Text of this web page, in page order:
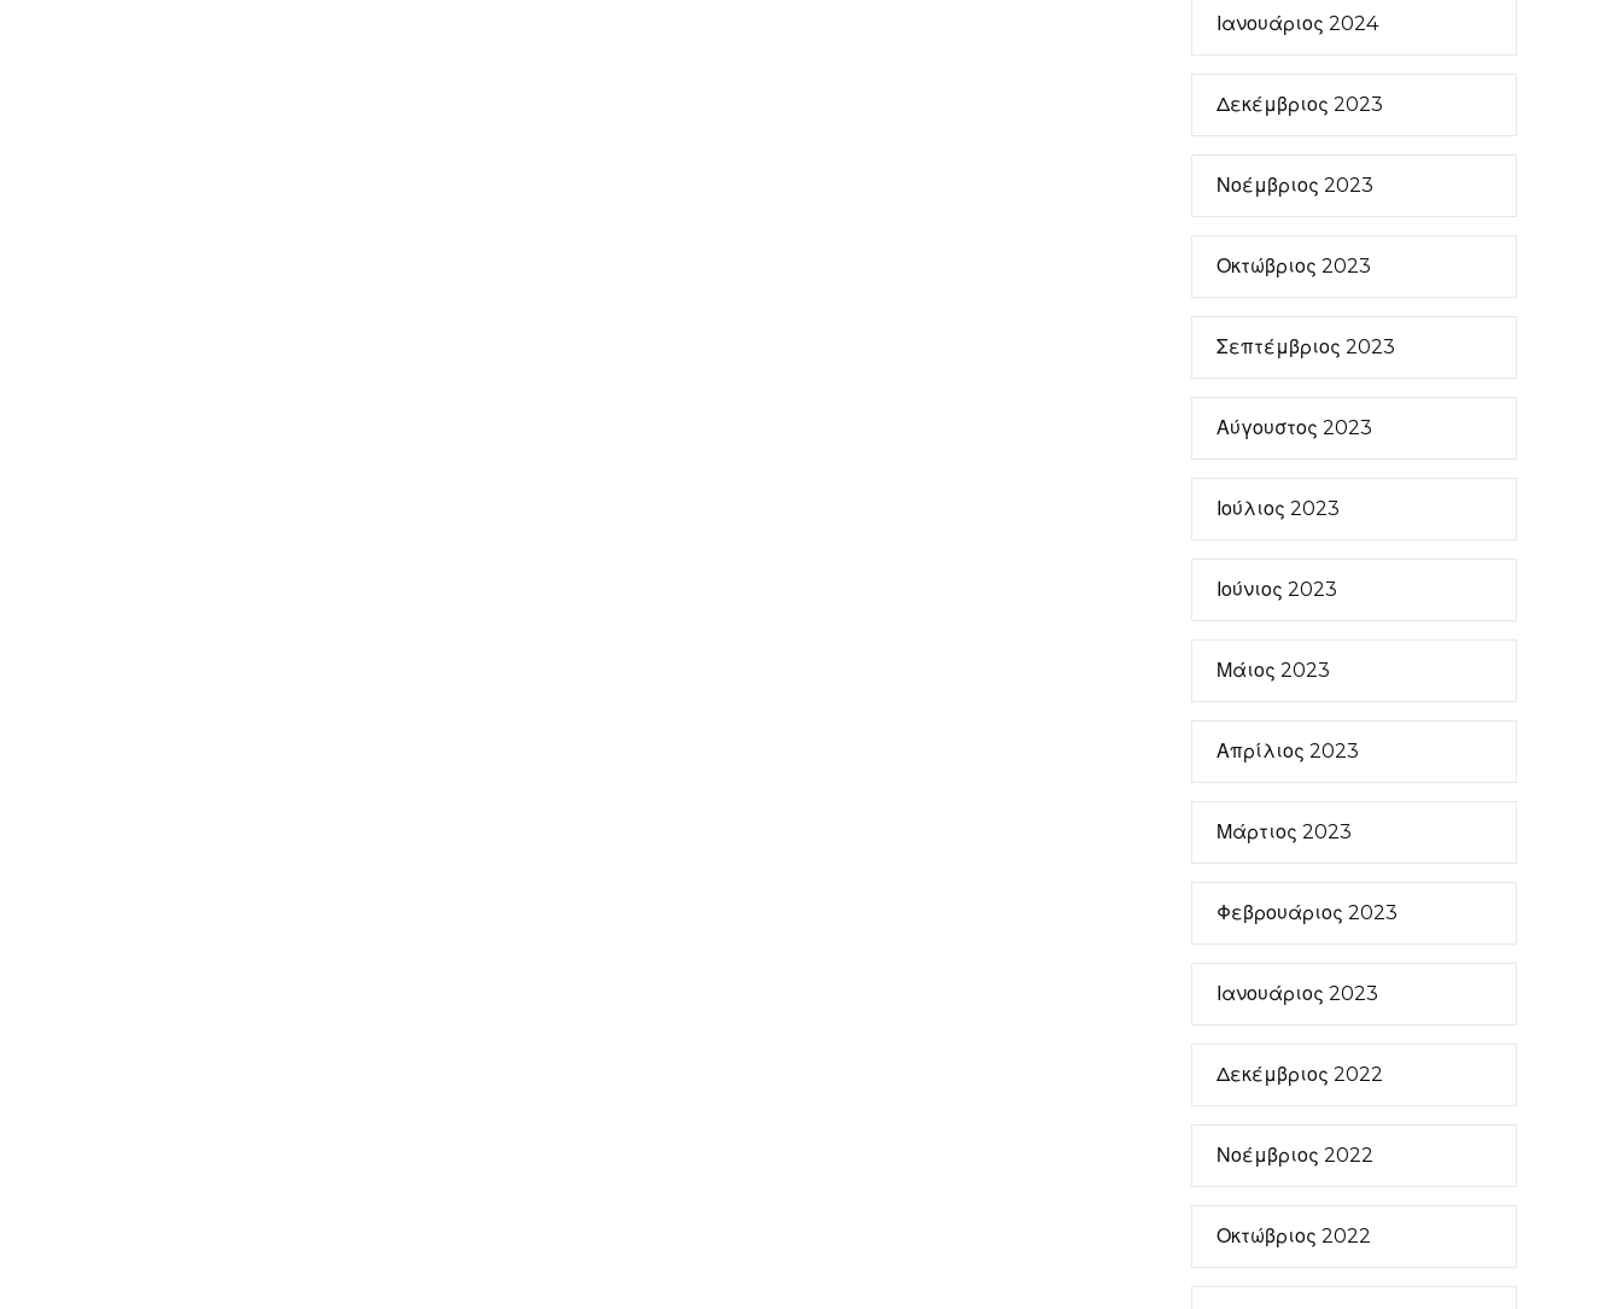
Ιανουάριος 2024
Δεκέμβριος 2023
Νοέμβριος 2023
Οκτώβριος 2023
Σεπτέμβριος 2023
Αύγουστος 2023
Ιούλιος 2023
Ιούνιος 2023
Μάιος 2023
Απρίλιος 2023
Μάρτιος 2023
Φεβρουάριος 2023
Ιανουάριος 2023
Δεκέμβριος 2022
Νοέμβριος 2022
Οκτώβριος 2022